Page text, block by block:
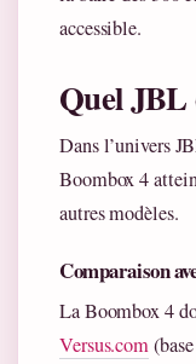
accessible.
Quel JBL
Dans l’univers
Boombox 4
autres modèles.
Comparaison
La Boombox 4
Versus.com